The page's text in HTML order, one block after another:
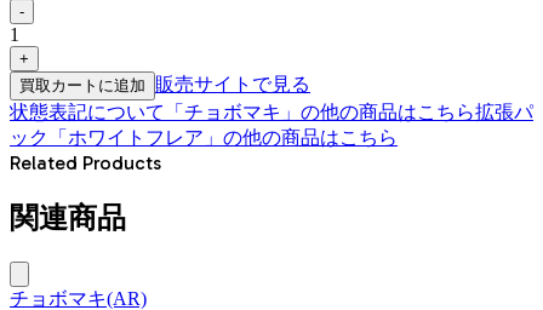
-
1
+
買取カートに追加
販売サイトで見る
状態表記について
「 チョボマキ 」の他の商品はこちら拡張パ
ック「ホワイトフレア」 の他の商品はこちら
Related Products
関連商品
チョボマキ(AR)